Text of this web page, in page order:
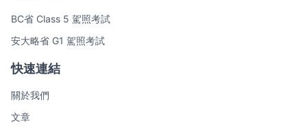
BC省 Class 5 駕照考試
安大略省 G1 駕照考試
快速連結
關於我們
文章